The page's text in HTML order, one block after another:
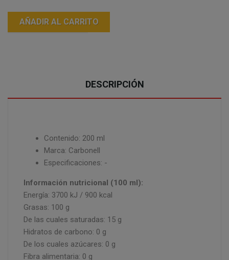
AÑADIR AL CARRITO
DESCRIPCIÓN
Contenido: 200 ml
Marca: Carbonell
Especificaciones: -
Información nutricional (100 ml):
Energía: 3700 kJ / 900 kcal
Grasas: 100 g
De las cuales saturadas: 15 g
Hidratos de carbono: 0 g
De los cuales azúcares: 0 g
Fibra alimentaria: 0 g